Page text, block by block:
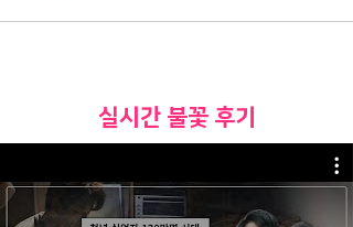
​실시간 불꽃 후기